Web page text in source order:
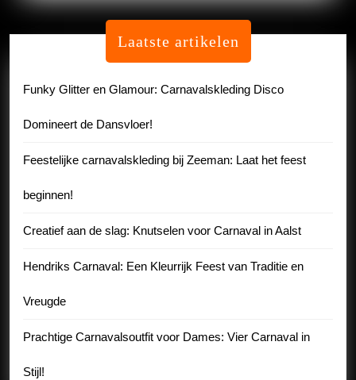
Laatste artikelen
Funky Glitter en Glamour: Carnavalskleding Disco
Domineert de Dansvloer!
Feestelijke carnavalskleding bij Zeeman: Laat het feest
beginnen!
Creatief aan de slag: Knutselen voor Carnaval in Aalst
Hendriks Carnaval: Een Kleurrijk Feest van Traditie en
Vreugde
Prachtige Carnavalsoutfit voor Dames: Vier Carnaval in
Stijl!